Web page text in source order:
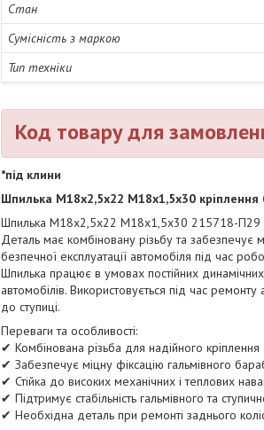
Стан
Сумісність з маркою
Тип техніки
Код товару для
*під клини
Шпилька М18х2,5х22 М18х1,5х30
Шпилька М18х2,5х22 М18х1,5х30 215718-П29
Деталь має комбіновану різьбу та забезпечує
безпечної експлуатації автомобіля під час
Шпилька працює в умовах постійних
автомобілів. Використовується під час
до ступиці.
Переваги та особливості:
✔ Комбінована різьба для надійного кріплення
✔ Забезпечує міцну фіксацію гальмівного
✔ Стійка до високих механічних і теплових
✔ Підтримує стабільність гальмівного та
✔ Необхідна деталь при ремонті заднього